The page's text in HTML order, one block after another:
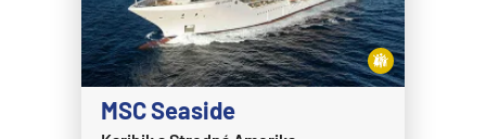
MSC Seaside